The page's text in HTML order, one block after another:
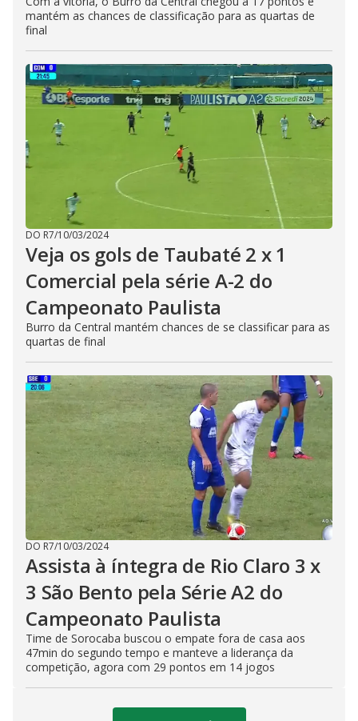
mantém as chances de classificação para as quartas de
final
DO R7/10/03/2024
Veja os gols de Taubaté 2 x 1
Comercial pela série A-2 do
Campeonato Paulista
Burro da Central mantém chances de se classificar para as
quartas de final
DO R7/10/03/2024
Assista à íntegra de Rio Claro 3 x
3 São Bento pela Série A2 do
Campeonato Paulista
Time de Sorocaba buscou o empate fora de casa aos
47min do segundo tempo e manteve a liderança da
competição, agora com 29 pontos em 14 jogos